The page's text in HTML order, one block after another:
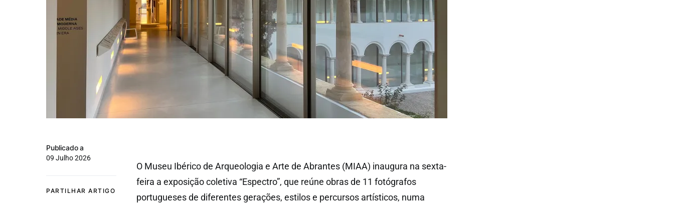
Publicado a
09 Julho 2026
PARTILHAR ARTIGO
O Museu Ibérico de Arqueologia e Arte de Abrantes (MIAA) inaugura na sexta-
feira a exposição coletiva “Espectro”, que reúne obras de 11 fotógrafos
portugueses de diferentes gerações, estilos e percursos artísticos, numa